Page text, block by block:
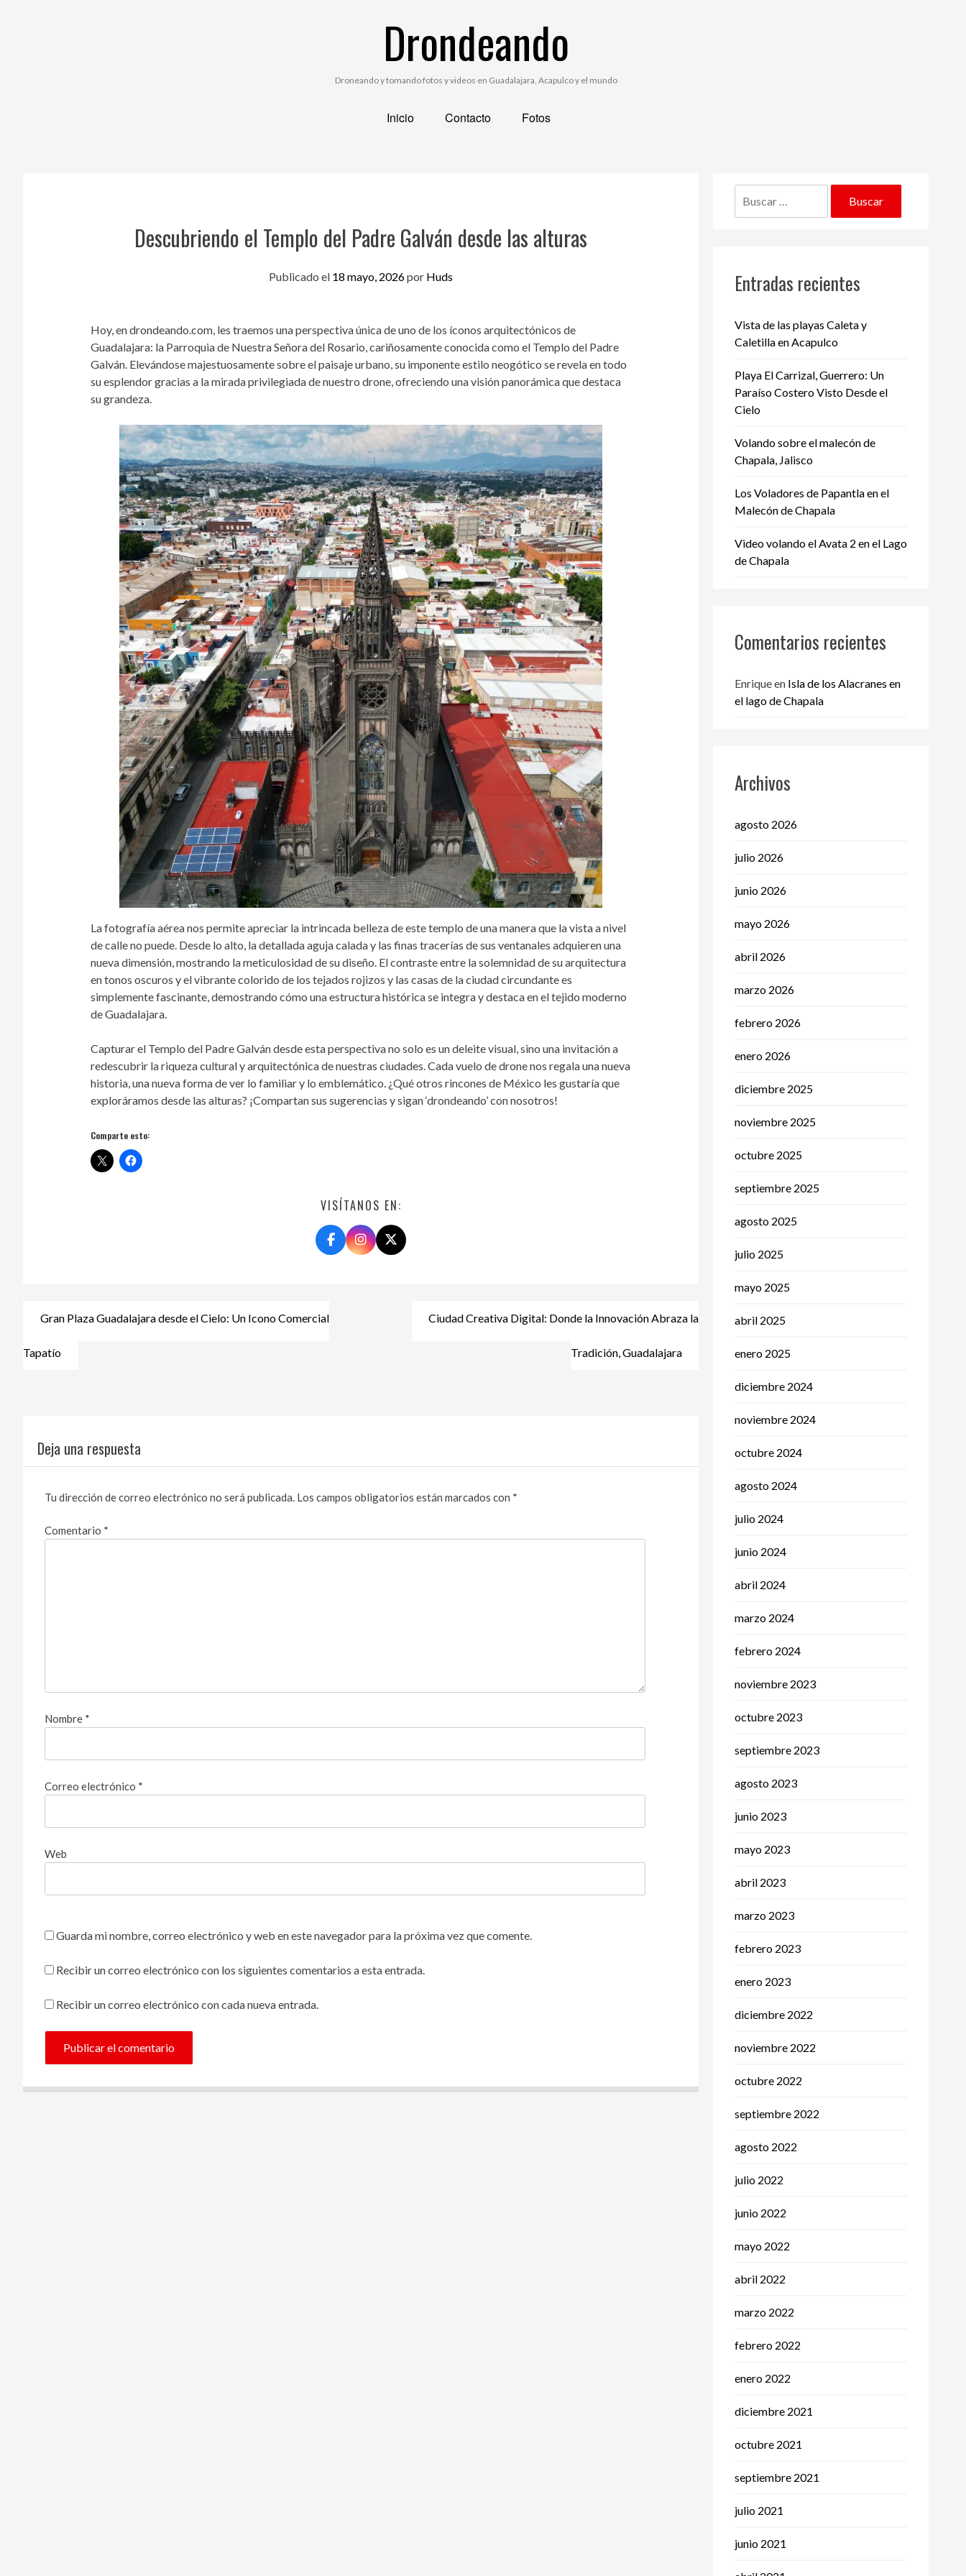
Drondeando
Droneando y tomando fotos y videos en Guadalajara, Acapulco y el mundo
Inicio Contacto Fotos
Descubriendo el Templo del Padre Galván desde las alturas
Publicado el 18 mayo, 2026por Huds
Hoy, en drondeando.com, les traemos una perspectiva única de uno de los íconos arquitectónicos de
Guadalajara: la Parroquia de Nuestra Señora del Rosario, cariñosamente conocida como el Templo del Padre
Galván. Elevándose majestuosamente sobre el paisaje urbano, su imponente estilo neogótico se revela en todo
su esplendor gracias a la mirada privilegiada de nuestro drone, ofreciendo una visión panorámica que destaca
su grandeza.
La fotografía aérea nos permite apreciar la intrincada belleza de este templo de una manera que la vista a nivel
de calle no puede. Desde lo alto, la detallada aguja calada y las finas tracerías de sus ventanales adquieren una
nueva dimensión, mostrando la meticulosidad de su diseño. El contraste entre la solemnidad de su arquitectura
en tonos oscuros y el vibrante colorido de los tejados rojizos y las casas de la ciudad circundante es
simplemente fascinante, demostrando cómo una estructura histórica se integra y destaca en el tejido moderno
de Guadalajara.
Capturar el Templo del Padre Galván desde esta perspectiva no solo es un deleite visual, sino una invitación a
redescubrir la riqueza cultural y arquitectónica de nuestras ciudades. Cada vuelo de drone nos regala una nueva
historia, una nueva forma de ver lo familiar y lo emblemático. ¿Qué otros rincones de México les gustaría que
exploráramos desde las alturas? ¡Compartan sus sugerencias y sigan ‘drondeando’ con nosotros!
Comparte esto:
VISÍTANOS EN:
Navegación
entradas
Gran Plaza Guadalajara desde el Cielo: Un Icono Comercial
Tapatío
Ciudad Creativa Digital: Donde la Innovación Abraza la
Tradición, Guadalajara
Deja una respuesta
Tu dirección de correo electrónico no será publicada. Los campos obligatorios están marcados con *
Comentario *
Nombre *
Correo electrónico *
Web
Guarda mi nombre, correo electrónico y web en este navegador para la próxima vez que comente.
Recibir un correo electrónico con los siguientes comentarios a esta entrada.
Recibir un correo electrónico con cada nueva entrada.
Entradas recientes
Vista de las playas Caleta y
Caletilla en Acapulco
Playa El Carrizal, Guerrero: Un
Paraíso Costero Visto Desde el
Cielo
Volando sobre el malecón de
Chapala, Jalisco
Los Voladores de Papantla en el
Malecón de Chapala
Video volando el Avata 2 en el Lago
de Chapala
Comentarios recientes
Enriqueen Isla de los Alacranes en
el lago de Chapala
Archivos
agosto 2026
julio 2026
junio 2026
mayo 2026
abril 2026
marzo 2026
febrero 2026
enero 2026
diciembre 2025
noviembre 2025
octubre 2025
septiembre 2025
agosto 2025
julio 2025
mayo 2025
abril 2025
enero 2025
diciembre 2024
noviembre 2024
octubre 2024
agosto 2024
julio 2024
junio 2024
abril 2024
marzo 2024
febrero 2024
noviembre 2023
octubre 2023
septiembre 2023
agosto 2023
junio 2023
mayo 2023
abril 2023
marzo 2023
febrero 2023
enero 2023
diciembre 2022
noviembre 2022
octubre 2022
septiembre 2022
agosto 2022
julio 2022
junio 2022
mayo 2022
abril 2022
marzo 2022
febrero 2022
enero 2022
diciembre 2021
octubre 2021
septiembre 2021
julio 2021
junio 2021